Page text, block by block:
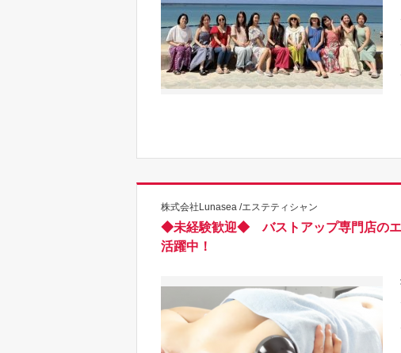
株式会社Lunasea /エステティシャン
◆未経験歓迎◆ バストアップ専門店の
活躍中！